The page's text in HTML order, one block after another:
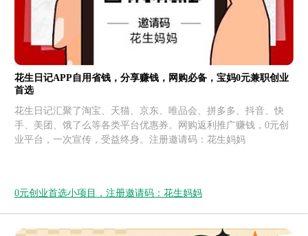
花生日记APP自用省钱，分享赚钱，网购必备，宝妈0元兼职创业
首选
花生日记汇聚了淘宝、天猫、京东、唯品会、拼多多、抖音、快
手、美团、饿了么等各类平台优惠券。网购返利推广赚钱，0元创
业平台，一次宣传，受益终身。注册邀请码：花生妈妈
0元创业首选小项目，注册邀请码：花生妈妈